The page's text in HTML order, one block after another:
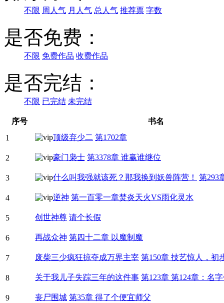
不限 周人气 月人气 总人气 推荐票 字数
是否免费：
不限 免费作品 收费作品
是否完结：
不限 已完结 未完结
序号
书名
1
顶级弃少二 第1702章
2 豪门枭士 第3378章 谁赢谁继位
3 什么叫我强就该死？那我换到妖兽阵营！ 第293
4 逆神 第一百零一章焚炎天火VS雨化灵水
5 创世神尊 请个长假
6 再战众神 第四十二章 以魔制魔
7 废柴三少疯狂掠夺成万界主宰 第150章 技艺惊人，初
8 关于我儿子失踪三年的这件事 第123章 第124章：名
9 丧尸围城 第35章 得了个便宜师父